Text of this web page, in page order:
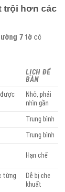
trội hơn các
7 tờ có
LỊCH ĐỂ
BÀN
Nhỏ, phải
nhìn gần
Trung bình
Trung bình
Hạn chế
từng
Dễ bị che
khuất